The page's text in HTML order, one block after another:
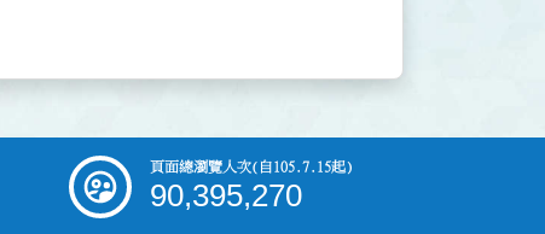
頁面總瀏覽人次(自105.7.15起)
90,395,270